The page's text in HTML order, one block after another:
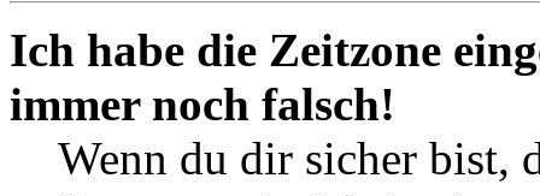
Ich habe die Zeitzone
immer noch falsch!
Wenn du dir sicher bist,